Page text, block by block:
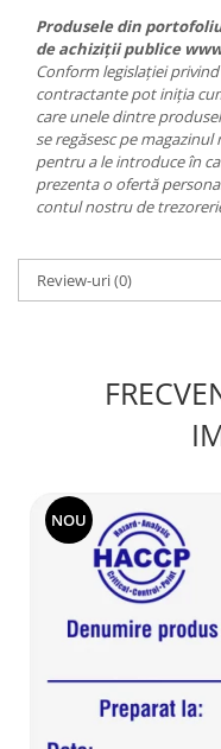
Produsele din
de achiziții publice
Conform legislației
contractante pot iniția
care unele dintre
se regăsesc pe
pentru a le introduce în
prezenta o ofertă
contul nostru de
Review-uri(0)
NOU